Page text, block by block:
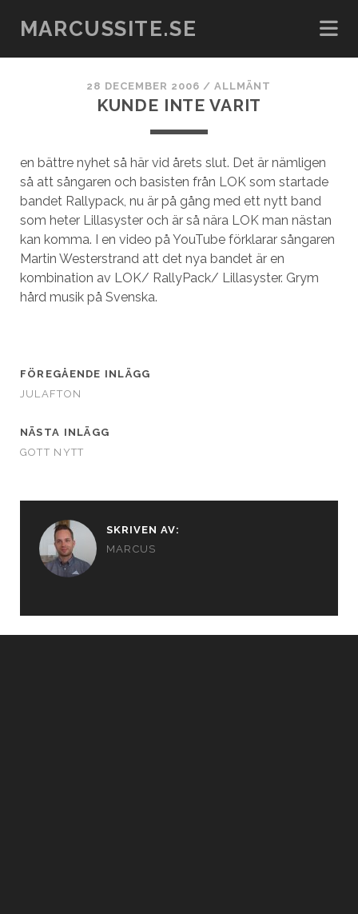
MARCUSSITE.SE
28 DECEMBER 2006 /ALLMÄNT
KUNDE INTE VARIT
en bättre nyhet så här vid årets slut. Det är nämligen
så att sångaren och basisten från LOK som startade
bandet Rallypack, nu är på gång med ett nytt band
som heter Lillasyster och är så nära LOK man nästan
kan komma. I en video på YouTube förklarar sångaren
Martin Westerstrand att det nya bandet är en
kombination av LOK/ RallyPack/ Lillasyster. Grym
hård musik på Svenska.
FÖREGÅENDE INLÄGG
JULAFTON
NÄSTA INLÄGG
GOTT NYTT
SKRIVEN AV:
MARCUS